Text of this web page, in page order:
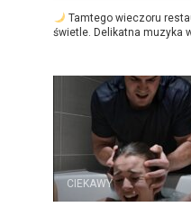
Tamtego wieczoru
świetle. Delikatna muzyka
CIEKAWY